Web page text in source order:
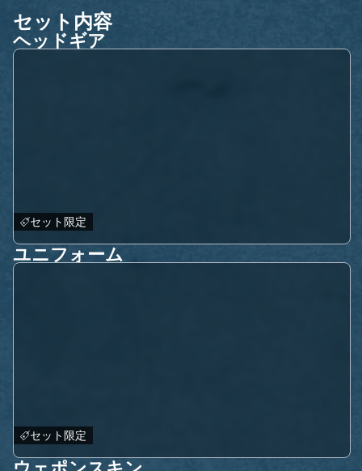
セット内容
ヘッドギア
セット限定
ユニフォーム
セット限定